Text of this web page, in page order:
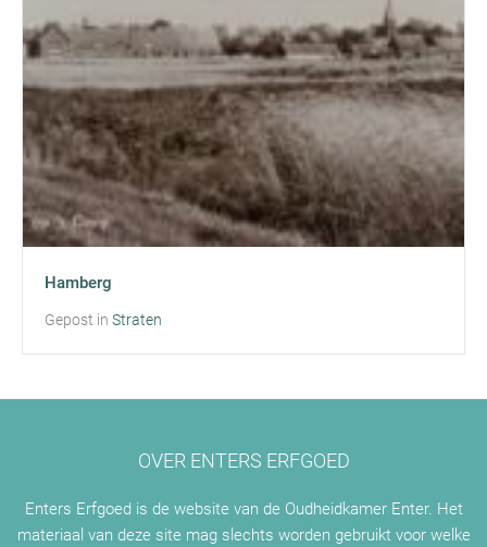
Hamberg
Gepost in Straten
OVER ENTERS ERFGOED
Enters Erfgoed is de website van de Oudheidkamer Enter. Het
materiaal van deze site mag slechts worden gebruikt voor welke